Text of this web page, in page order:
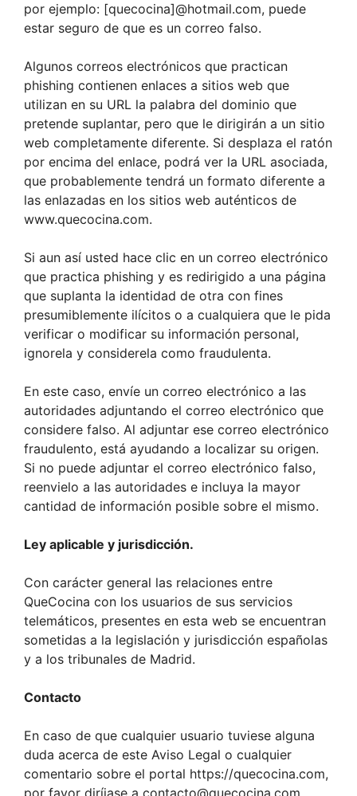
por ejemplo: [quecocina]@hotmail.com, puede
estar seguro de que es un correo falso.
Algunos correos electrónicos que practican
phishing contienen enlaces a sitios web que
utilizan en su URL la palabra del dominio que
pretende suplantar, pero que le dirigirán a un sitio
web completamente diferente. Si desplaza el ratón
por encima del enlace, podrá ver la URL asociada,
que probablemente tendrá un formato diferente a
las enlazadas en los sitios web auténticos de
www.quecocina.com.
Si aun así usted hace clic en un correo electrónico
que practica phishing y es redirigido a una página
que suplanta la identidad de otra con fines
presumiblemente ilícitos o a cualquiera que le pida
verificar o modificar su información personal,
ignorela y considerela como fraudulenta.
En este caso, envíe un correo electrónico a las
autoridades adjuntando el correo electrónico que
considere falso. Al adjuntar ese correo electrónico
fraudulento, está ayudando a localizar su origen.
Si no puede adjuntar el correo electrónico falso,
reenvielo a las autoridades e incluya la mayor
cantidad de información posible sobre el mismo.
Ley aplicable y jurisdicción.
Con carácter general las relaciones entre
QueCocina con los usuarios de sus servicios
telemáticos, presentes en esta web se encuentran
sometidas a la legislación y jurisdicción españolas
y a los tribunales de Madrid.
Contacto
En caso de que cualquier usuario tuviese alguna
duda acerca de este Aviso Legal o cualquier
comentario sobre el portal https://quecocina.com,
por favor diríjase a contacto@quecocina.com